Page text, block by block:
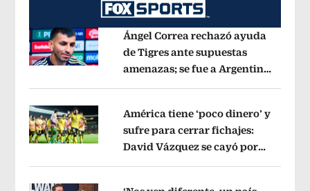
Opens in new window
Ángel Correa rechazó ayuda
de Tigres ante supuestas
amenazas; se fue a Argentina
Opens in new window
América tiene ‘poco dinero’ y
sufre para cerrar fichajes:
David Vázquez se cayó por